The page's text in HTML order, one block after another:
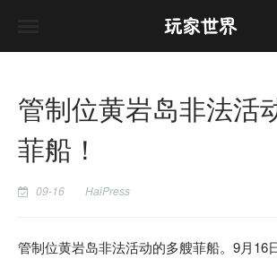
管制位黄岩岛非法活
菲船！
09-16 HaiPress
管制位黄岩岛非法活动的多艘菲船。9月16